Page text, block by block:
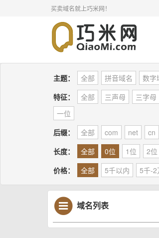
买卖域名就上巧米网！
主题： 全部 拼音域名 数字
特征：
全部 三声母 三字母
一位
后缀：
全部 com net cn
长度：
全部 0位 1位 2位
价格：
全部 5千以内 5千-2
域名列表